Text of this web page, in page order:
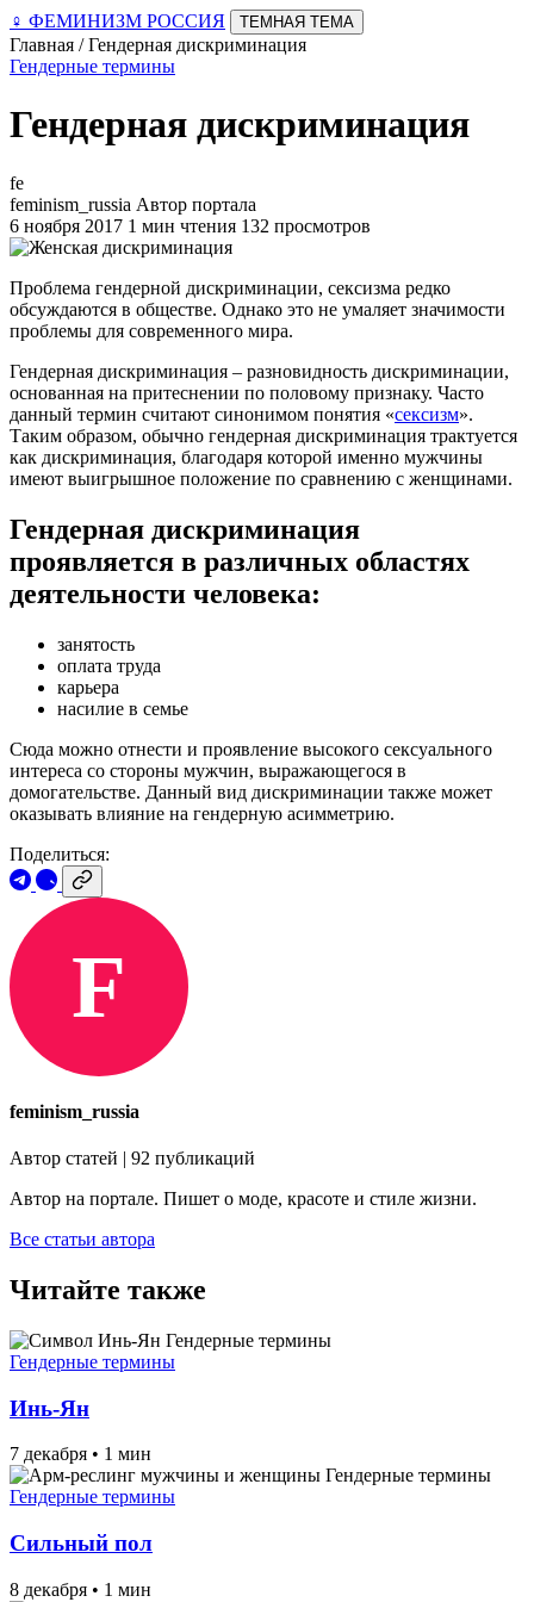
♀ ФЕМИНИЗМ РОССИЯ ТЕМНАЯ ТЕМА
Главная / Гендерная дискриминация
Гендерные термины
Гендерная дискриминация
fe
feminism_russia Автор портала
6 ноября 2017 1 мин чтения 132 просмотров
Проблема гендерной дискриминации, сексизма редко
обсуждаются в обществе. Однако это не умаляет значимости
проблемы для современного мира.
Гендерная дискриминация – разновидность дискриминации,
основанная на притеснении по половому признаку. Часто
данный термин считают синонимом понятия «сексизм».
Таким образом, обычно гендерная дискриминация трактуется
как дискриминация, благодаря которой именно мужчины
имеют выигрышное положение по сравнению с женщинами.
Гендерная дискриминация
проявляется в различных областях
деятельности человека:
занятость
оплата труда
карьера
насилие в семье
Сюда можно отнести и проявление высокого сексуального
интереса со стороны мужчин, выражающегося в
домогательстве. Данный вид дискриминации также может
оказывать влияние на гендерную асимметрию.
Поделиться:
F
feminism_russia
Автор статей | 92 публикаций
Автор на портале. Пишет о моде, красоте и стиле жизни.
Все статьи автора
Читайте также
Гендерные термины
Гендерные термины
Инь-Ян
7 декабря • 1 мин
Гендерные термины
Гендерные термины
Сильный пол
8 декабря • 1 мин